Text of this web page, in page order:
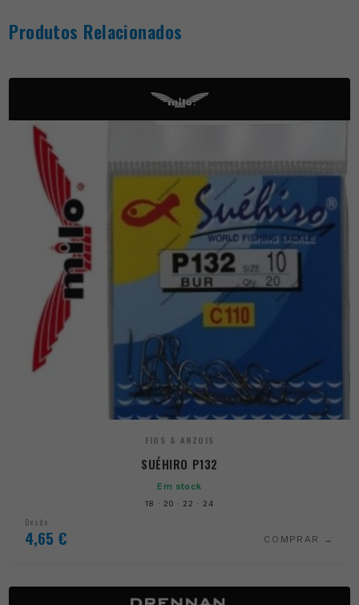
Produtos Relacionados
FIOS & ANZOIS
SUÉHIRO P132
Em stock
18 · 20 · 22 · 24
Desde
4,65 € COMPRAR